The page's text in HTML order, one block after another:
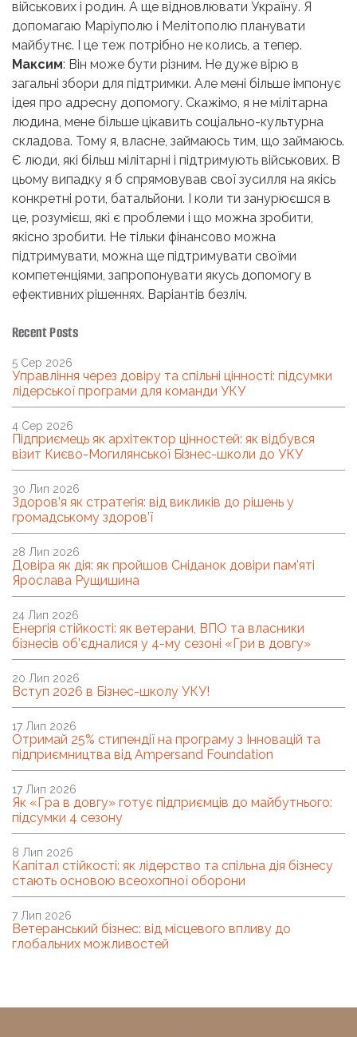
військових і родин. А ще відновлювати Україну. Я
допомагаю Маріуполю і Мелітополю планувати
майбутнє. І це теж потрібно не колись, а тепер.
Максим: Він може бути різним. Не дуже вірю в
загальні збори для підтримки. Але мені більше імпонує
ідея про адресну допомогу. Скажімо, я не мілітарна
людина, мене більше цікавить соціально-культурна
складова. Тому я, власне, займаюсь тим, що займаюсь.
Є люди, які більш мілітарні і підтримують військових. В
цьому випадку я б спрямовував свої зусилля на якісь
конкретні роти, батальйони. І коли ти занурюєшся в
це, розумієш, які є проблеми і що можна зробити,
якісно зробити. Не тільки фінансово можна
підтримувати, можна ще підтримувати своїми
компетенціями, запропонувати якусь допомогу в
ефективних рішеннях. Варіантів безліч.
Recent Posts
Управління через довіру та спільні цінності: підсумки
лідерської програми для команди УКУ
5 Сер 2026
Підприємець як архітектор цінностей: як відбувся
візит Києво-Могилянської Бізнес-школи до УКУ
4 Сер 2026
Здоров’я як стратегія: від викликів до рішень у
громадському здоров’ї
30 Лип 2026
Довіра як дія: як пройшов Сніданок довіри пам’яті
Ярослава Рущишина
28 Лип 2026
Енергія стійкості: як ветерани, ВПО та власники
бізнесів об’єдналися у 4-му сезоні «Гри в довгу»
24 Лип 2026
Вступ 2026 в Бізнес-школу УКУ!
20 Лип 2026
Отримай 25% стипендії на програму з Інновацій та
підприємництва від Ampersand Foundation
17 Лип 2026
Як «Гра в довгу» готує підприємців до майбутнього:
підсумки 4 сезону
17 Лип 2026
Капітал стійкості: як лідерство та спільна дія бізнесу
стають основою всеохопної оборони
8 Лип 2026
Ветеранський бізнес: від місцевого впливу до
глобальних можливостей
7 Лип 2026